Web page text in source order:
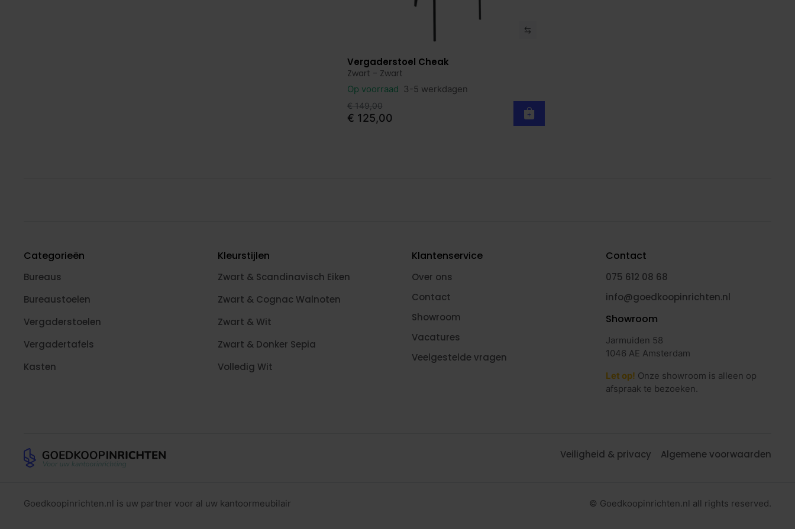
Bekijk product
Vergaderstoel Cheak
Zwart - Zwart
Op voorraad 3-5 werkdagen
€ 149,00
€ 125,00
Categorieën
Bureaus
Bureaustoelen
Vergaderstoelen
Vergadertafels
Kasten
Kleurstijlen
Zwart & Scandinavisch Eiken
Zwart & Cognac Walnoten
Zwart & Wit
Zwart & Donker Sepia
Volledig Wit
Klantenservice
Over ons
Contact
Showroom
Vacatures
Veelgestelde vragen
Contact
075 612 08 68
info@goedkoopinrichten.nl
Showroom
Jarmuiden 58
1046 AE Amsterdam
Let op! Onze showroom is alleen op
afspraak te bezoeken.
Veiligheid & privacy Algemene voorwaarden
Goedkoopinrichten.nl is uw partner voor al uw kantoormeubilair © Goedkoopinrichten.nl all rights reserved.